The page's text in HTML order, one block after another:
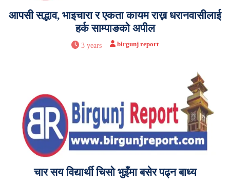
आपसी सद्भाव, भाइचारा र एकता कायम राख्न धरानवासीलाई
हर्क साम्पाङको अपील
3 years birgunj report
चार सय विद्यार्थी चिसो भुइँमा बसेर पढ्न बाध्य